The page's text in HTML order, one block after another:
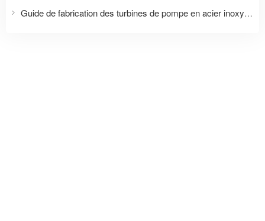
Guide de fabrication des turbines de pompe en acier inoxydable